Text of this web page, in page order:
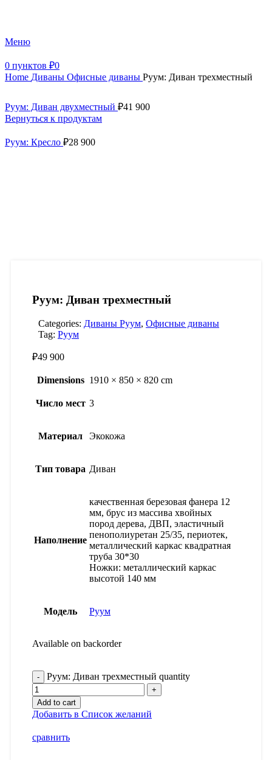
Меню
0 пунктов ₽0
Home Диваны Офисные диваны Руум: Диван трехместный
Руум: Диван двухместный ₽41 900
Вернуться к продуктам
Руум: Кресло ₽28 900
Руум: Диван трехместный
Categories: Диваны Руум, Офисные диваны
Tag: Руум
₽49 900
Dimensions 1910 × 850 × 820 cm
Число мест 3
Материал Экокожа
Тип товара Диван
Наполнение
качественная березовая фанера 12
мм, брус из массива хвойных
пород дерева, ДВП, эластичный
пенополиуретан 25/35, периотек,
металлический каркас квадратная
труба 30*30
Ножки: металлический каркас
высотой 140 мм
Модель Руум
Available on backorder
Руум: Диван трехместный quantity
Add to cart
Добавить в Список желаний
сравнить